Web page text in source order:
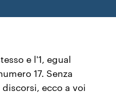
e l'1, egual
17. Senza
ecco a voi